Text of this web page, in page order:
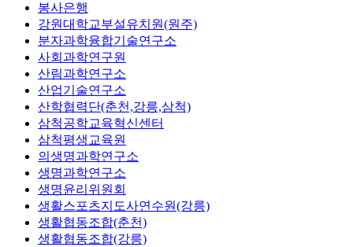
봉사은행
강원대학교부설유치원(원주)
분자과학융합기술연구소
사회과학연구원
산림과학연구소
산업기술연구소
산학협력단(춘천,강릉,삼척)
삼척공학교육혁신센터
삼척평생교육원
의생명과학연구소
생명과학연구소
생명윤리위원회
생활스포츠지도사연수원(강릉)
생활협동조합(춘천)
생활협동조합(강릉)